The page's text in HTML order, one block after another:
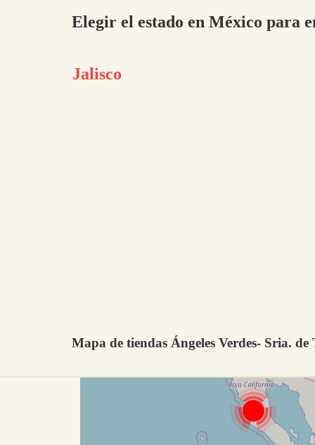
Elegir el estado en México para
Jalisco
Mapa de tiendas Ángeles Verdes- Sria.